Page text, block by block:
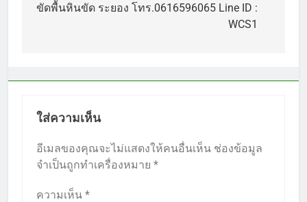
เรื่อง
ขัดพื้นหินขัด ระยอง โทร.0616596065 Line ID :
WCS1
ใส่ความเห็น
อีเมลของคุณจะไม่แสดงให้คนอื่นเห็น ช่องข้อมูล
จำเป็นถูกทำเครื่องหมาย *
ความเห็น *